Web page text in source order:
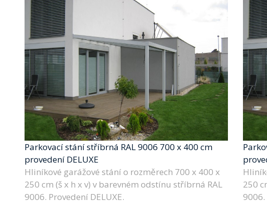
Parkovací stání stříbrná RAL 9006 700 x 400 cm
provedení DELUXE
Hliníkové garážové stání o rozměrech 700 x 400 x
250 cm (š x h x v) v barevném odstínu stříbrná RAL
9006. Provedení DELUXE.
250
9006.